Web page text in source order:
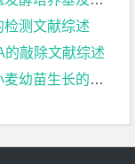
测文献综述
敲除文献综述
的影响文献综述